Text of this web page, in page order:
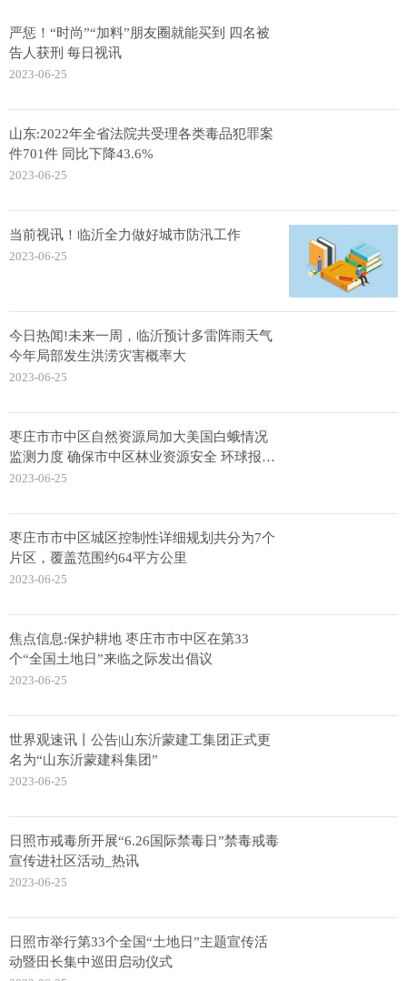
严惩！“时尚”“加料”朋友圈就能买到 四名被
告人获刑 每日视讯
2023-06-25
山东:2022年全省法院共受理各类毒品犯罪案
件701件 同比下降43.6%
2023-06-25
当前视讯！临沂全力做好城市防汛工作
2023-06-25
今日热闻!未来一周，临沂预计多雷阵雨天气
今年局部发生洪涝灾害概率大
2023-06-25
枣庄市市中区自然资源局加大美国白蛾情况
监测力度 确保市中区林业资源安全 环球报资
讯
2023-06-25
枣庄市市中区城区控制性详细规划共分为7个
片区，覆盖范围约64平方公里
2023-06-25
焦点信息:保护耕地 枣庄市市中区在第33
个“全国土地日”来临之际发出倡议
2023-06-25
世界观速讯丨公告|山东沂蒙建工集团正式更
名为“山东沂蒙建科集团”
2023-06-25
日照市戒毒所开展“6.26国际禁毒日”禁毒戒毒
宣传进社区活动_热讯
2023-06-25
日照市举行第33个全国“土地日”主题宣传活
动暨田长集中巡田启动仪式